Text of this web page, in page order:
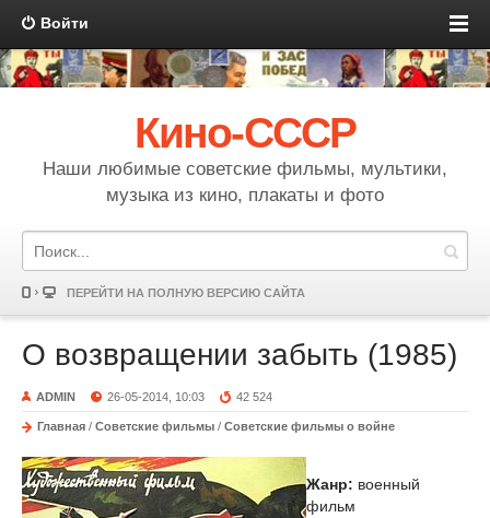
Войти
Кино-СССР
Наши любимые советские фильмы, мультики,
музыка из кино, плакаты и фото
ПЕРЕЙТИ НА ПОЛНУЮ ВЕРСИЮ САЙТА
О возвращении забыть (1985)
ADMIN 26-05-2014, 10:03 42 524
Главная / Советские фильмы / Советские фильмы о войне
Жанр: военный
фильм